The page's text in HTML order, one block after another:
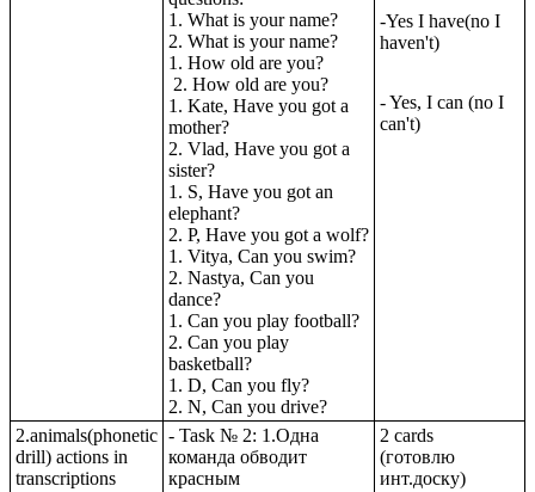
1. What is your name?
2. What is your name?
1. How old are you?
2. How old are you?
1. Kate, Have you got a
mother?
2. Vlad, Have you got a
sister?
1. S, Have you got an
elephant?
2. P, Have you got a wolf?
1. Vitya, Can you swim?
2. Nastya, Can you
dance?
1. Can you play football?
2. Can you play
basketball?
1. D, Can you fly?
2. N, Can you drive?
-Yes I have(no I
haven't)
- Yes, I can (no I
can't)
2.animals(phonetic
drill) actions in
transcriptions
- Task № 2: 1.Одна
команда обводит
красным
2 cards
(готовлю
инт.доску)